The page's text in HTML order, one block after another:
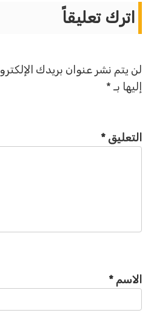
اترك تعليقاً
لن يتم نشر عنوان بريدك الإلكتروني.
إليها بـ *
التعليق*
الاسم*